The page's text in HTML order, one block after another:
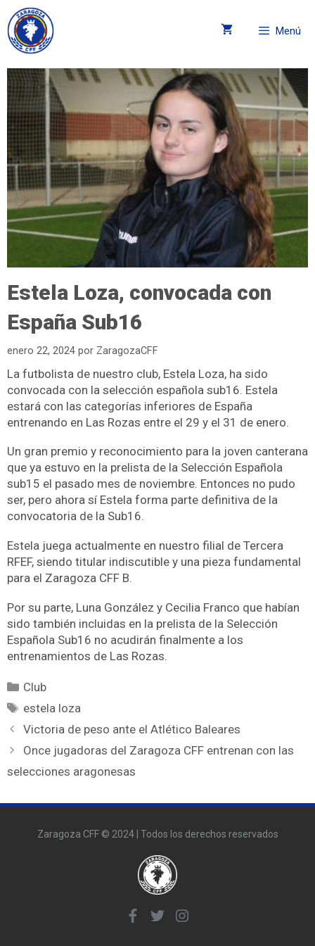
Menú
Estela Loza, convocada con
España Sub16
enero 22, 2024 por ZaragozaCFF
La futbolista de nuestro club, Estela Loza, ha sido
convocada con la selección española sub16. Estela
estará con las categorías inferiores de España
entrenando en Las Rozas entre el 29 y el 31 de enero.
Un gran premio y reconocimiento para la joven canterana
que ya estuvo en la prelista de la Selección Española
sub15 el pasado mes de noviembre. Entonces no pudo
ser, pero ahora sí Estela forma parte definitiva de la
convocatoria de la Sub16.
Estela juega actualmente en nuestro filial de Tercera
RFEF, siendo titular indiscutible y una pieza fundamental
para el Zaragoza CFF B.
Por su parte, Luna González y Cecilia Franco que habían
sido también incluidas en la prelista de la Selección
Española Sub16 no acudirán finalmente a los
entrenamientos de Las Rozas.
Club
estela loza
Victoria de peso ante el Atlético Baleares
Once jugadoras del Zaragoza CFF entrenan con las
selecciones aragonesas
Zaragoza CFF © 2024 | Todos los derechos reservados